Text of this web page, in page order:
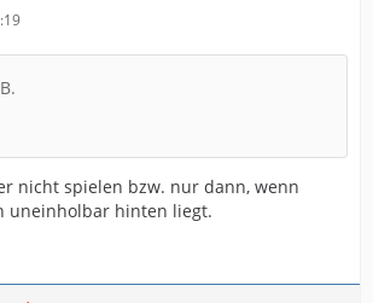
nicht spielen bzw. nur dann, wenn
uneinholbar hinten liegt.